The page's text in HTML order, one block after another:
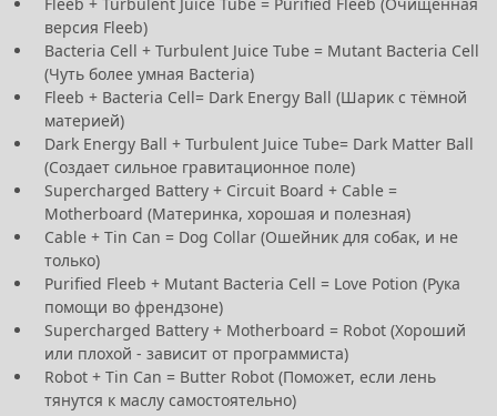
версия Fleeb)
Bacteria Cell + Turbulent Juice Tube = Mutant Bacteria Cell
(Чуть более умная Bacteria)
Fleeb + Bacteria Cell= Dark Energy Ball (Шарик с тёмной
материей)
Dark Energy Ball + Turbulent Juice Tube= Dark Matter Ball
(Создает сильное гравитационное поле)
Supercharged Battery + Circuit Board + Cable =
Motherboard (Материнка, хорошая и полезная)
Cable + Tin Can = Dog Collar (Ошейник для собак, и не
только)
Purified Fleeb + Mutant Bacteria Cell = Love Potion (Рука
помощи во френдзоне)
Supercharged Battery + Motherboard = Robot (Хороший
или плохой - зависит от программиста)
Robot + Tin Can = Butter Robot (Поможет, если лень
тянутся к маслу самостоятельно)